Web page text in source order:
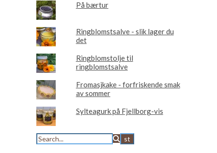
På bærtur
Ringblomstsalve - slik lager du
det
Ringblomstolje til
ringblomstsalve
Fromasjkake - forfriskende smak
av sommer
Sylteagurk på Fjellborg-vis